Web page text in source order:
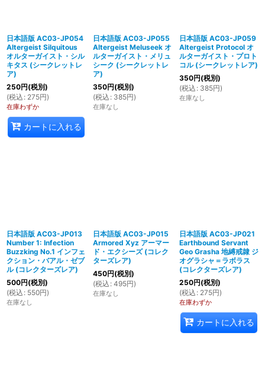
日本語版 AC03-JP054
Altergeist Silquitous
オルターガイスト・シル
キタス (シークレットレ
ア)
250円(税別)
(税込 : 275円)
在庫わずか
カートに入れる
日本語版 AC03-JP055
Altergeist Meluseek オ
ルターガイスト・メリュ
シーク (シークレットレ
ア)
350円(税別)
(税込 : 385円)
在庫なし
日本語版 AC03-JP059
Altergeist Protocol オ
ルターガイスト・プロト
コル (シークレットレア)
350円(税別)
(税込 : 385円)
在庫なし
日本語版 AC03-JP013
Number 1: Infection
Buzzking No.1 インフェ
クション・バアル・ゼブ
ル (コレクターズレア)
500円(税別)
(税込 : 550円)
在庫なし
日本語版 AC03-JP015
Armored Xyz アーマー
ド・エクシーズ (コレク
ターズレア)
450円(税別)
(税込 : 495円)
在庫なし
日本語版 AC03-JP021
Earthbound Servant
Geo Grasha 地縛戒隷 ジ
オグラシャ＝ラボラス
(コレクターズレア)
250円(税別)
(税込 : 275円)
在庫わずか
カートに入れる